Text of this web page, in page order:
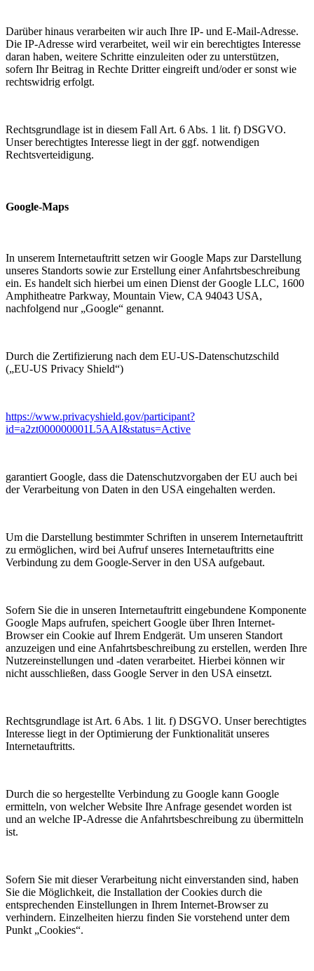
Darüber hinaus verarbeiten wir auch Ihre IP- und E-Mail-Adresse.
Die IP-Adresse wird verarbeitet, weil wir ein berechtigtes Interesse
daran haben, weitere Schritte einzuleiten oder zu unterstützen,
sofern Ihr Beitrag in Rechte Dritter eingreift und/oder er sonst wie
rechtswidrig erfolgt.
Rechtsgrundlage ist in diesem Fall Art. 6 Abs. 1 lit. f) DSGVO.
Unser berechtigtes Interesse liegt in der ggf. notwendigen
Rechtsverteidigung.
Google-Maps
In unserem Internetauftritt setzen wir Google Maps zur Darstellung
unseres Standorts sowie zur Erstellung einer Anfahrtsbeschreibung
ein. Es handelt sich hierbei um einen Dienst der Google LLC, 1600
Amphitheatre Parkway, Mountain View, CA 94043 USA,
nachfolgend nur „Google“ genannt.
Durch die Zertifizierung nach dem EU-US-Datenschutzschild
(„EU-US Privacy Shield“)
https://www.privacyshield.gov/participant?
id=a2zt000000001L5AAI&status=Active
garantiert Google, dass die Datenschutzvorgaben der EU auch bei
der Verarbeitung von Daten in den USA eingehalten werden.
Um die Darstellung bestimmter Schriften in unserem Internetauftritt
zu ermöglichen, wird bei Aufruf unseres Internetauftritts eine
Verbindung zu dem Google-Server in den USA aufgebaut.
Sofern Sie die in unseren Internetauftritt eingebundene Komponente
Google Maps aufrufen, speichert Google über Ihren Internet-
Browser ein Cookie auf Ihrem Endgerät. Um unseren Standort
anzuzeigen und eine Anfahrtsbeschreibung zu erstellen, werden Ihre
Nutzereinstellungen und -daten verarbeitet. Hierbei können wir
nicht ausschließen, dass Google Server in den USA einsetzt.
Rechtsgrundlage ist Art. 6 Abs. 1 lit. f) DSGVO. Unser berechtigtes
Interesse liegt in der Optimierung der Funktionalität unseres
Internetauftritts.
Durch die so hergestellte Verbindung zu Google kann Google
ermitteln, von welcher Website Ihre Anfrage gesendet worden ist
und an welche IP-Adresse die Anfahrtsbeschreibung zu übermitteln
ist.
Sofern Sie mit dieser Verarbeitung nicht einverstanden sind, haben
Sie die Möglichkeit, die Installation der Cookies durch die
entsprechenden Einstellungen in Ihrem Internet-Browser zu
verhindern. Einzelheiten hierzu finden Sie vorstehend unter dem
Punkt „Cookies“.